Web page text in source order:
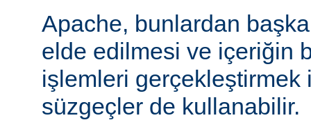
Apache, bunlardan
elde edilmesi ve içeriğin
işlemleri gerçekleştirmek
süzgeçler de kullanabilir.